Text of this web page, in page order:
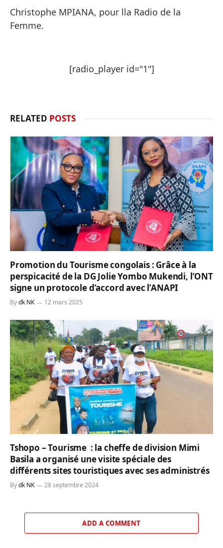
Christophe MPIANA, pour lla Radio de la
Femme.
[radio_player id="1"]
RELATED POSTS
Promotion du Tourisme congolais : Grâce à la
perspicacité de la DG Jolie Yombo Mukendi, l’ONT
signe un protocole d’accord avec l’ANAPI
Bydk NK 12 mars 2025
Tshopo – Tourisme : la cheffe de division Mimi
Basila a organisé une visite spéciale des
différents sites touristiques avec ses administrés
Bydk NK 28 septembre 2024
ADD A COMMENT